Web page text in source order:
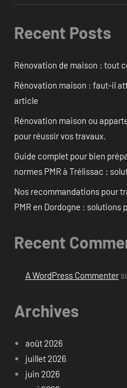
Recent Posts
Rénovation de maison : tout
Rénovation maison : faut-il
article
Rénovation maison ou
pour réussir vos travaux.
Guide complet pour bien
normes PMR à Trélissac :
Nos recommandations pour
PMR en Dordogne : solutions
Recent
A WordPress Commenter
Archives
août 2026
juillet 2026
juin 2026